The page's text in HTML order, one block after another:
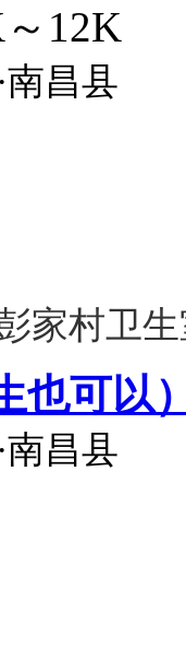
12K
·南昌县
家村卫
也可以
·南昌县